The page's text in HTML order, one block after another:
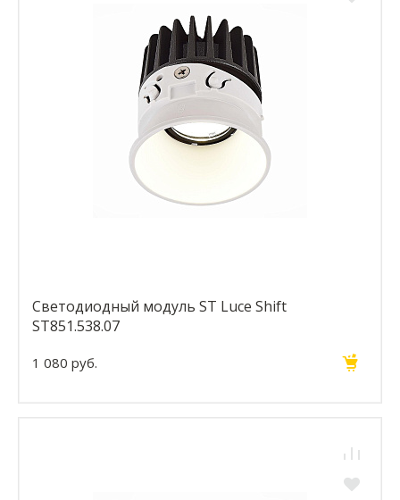
Светодиодный модуль ST Luce Shift
ST851.538.07
1 080 руб.